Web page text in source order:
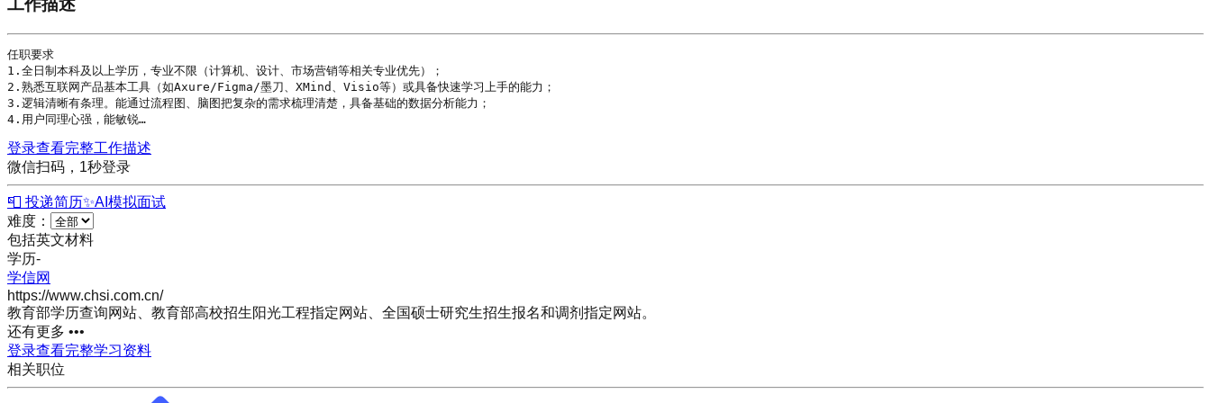
工作描述
任职要求
1.全日制本科及以上学历 ，专业不限（计算机、设计、市场营销等相关专业优先）；
2.熟悉互联网产品基本工具（如Axure/Figma/墨刀、XMind、Visio等）或具备快速学习上手的能力；
3.逻辑清晰有条理。能通过流程图、脑图把复杂的需求梳理清楚，具备基础的数据分析能力；
4.用户同理心强，能敏锐…
登录查看完整工作描述
微信扫码，1秒登录
📮 投递简历✨AI模拟面试
难度：
包括英文材料
学历-
学信网
https://www.chsi.com.cn/
教育部学历查询网站、教育部高校招生阳光工程指定网站、全国硕士研究生招生报名和调剂指定网站。
还有更多 •••
登录查看完整学习资料
相关职位